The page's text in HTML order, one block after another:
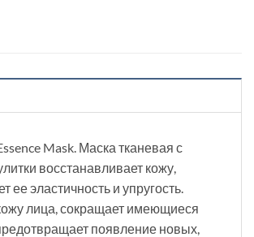
Mask. Маска тканевая с
восстанавливает кожу,
ее эластичность и упругость.
лица, сокращает имеющиеся
появление новых,